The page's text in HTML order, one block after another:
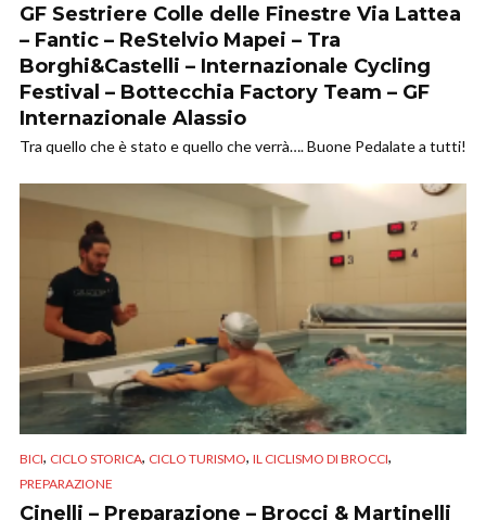
GF Sestriere Colle delle Finestre Via Lattea
– Fantic – ReStelvio Mapei – Tra
Borghi&Castelli – Internazionale Cycling
Festival – Bottecchia Factory Team – GF
Internazionale Alassio
Tra quello che è stato e quello che verrà…. Buone Pedalate a tutti!
BICI, CICLO STORICA, CICLO TURISMO, IL CICLISMO DI BROCCI,
PREPARAZIONE
Cinelli – Preparazione – Brocci & Martinelli